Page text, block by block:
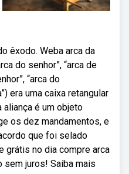
êxodo. Weba arca da
do senhor”, “arca de
“arca do
era uma caixa retangular
aliança é um objeto
os dez mandamentos, e
que foi selado
grátis no dia compre arca
sem juros! Saiba mais